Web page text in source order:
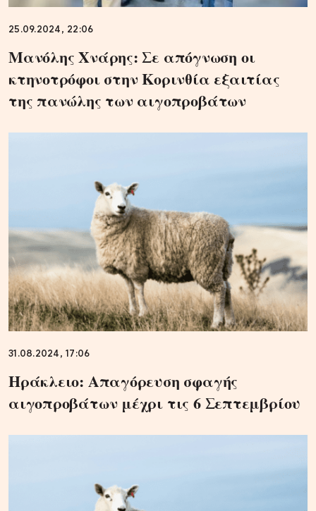
25.09.2024, 22:06
Μανόλης Χνάρης: Σε απόγνωση οι
κτηνοτρόφοι στην Κορινθία εξαιτίας
της πανώλης των αιγοπροβάτων
31.08.2024, 17:06
Ηράκλειο: Απαγόρευση σφαγής
αιγοπροβάτων μέχρι τις 6 Σεπτεμβρίου